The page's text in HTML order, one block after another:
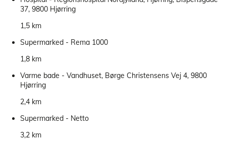
37, 9800 Hjørring
1,5 km
Supermarked - Rema 1000
1,8 km
Varme bade - Vandhuset, Børge Christensens Vej 4, 9800
Hjørring
2,4 km
Supermarked - Netto
3,2 km